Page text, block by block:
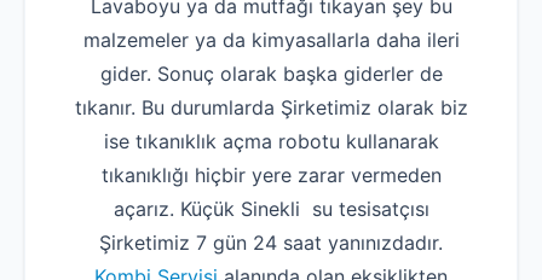
Lavaboyu ya da mutfağı tıkayan şey bu
malzemeler ya da kimyasallarla daha ileri
gider. Sonuç olarak başka giderler de
tıkanır. Bu durumlarda Şirketimiz olarak biz
ise tıkanıklık açma robotu kullanarak
tıkanıklığı hiçbir yere zarar vermeden
açarız. Küçük Sinekli su tesisatçısı
Şirketimiz 7 gün 24 saat yanınızdadır.